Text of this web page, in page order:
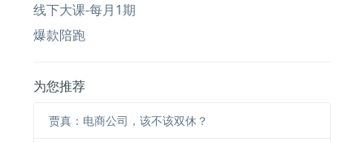
线下大课-每月1期
爆款陪跑
为您推荐
贾真：电商公司，该不该双休？